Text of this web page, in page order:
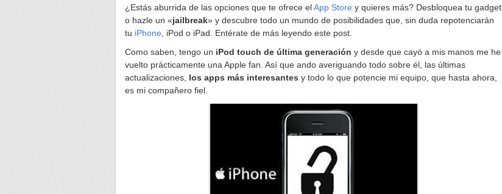
¿Estás aburrida de las opciones que te ofrece elApp Storey quieres más? Desbloquea tu gadget
o hazle un «jailbreak» y descubre todo un mundo de posibilidades que, sin duda repotenciarán
tu iPhone, iPod o iPad. Entérate de más leyendo este post.
Como saben, tengo un iPod touch de última generación y desde que cayó a mis manos me he
vuelto prácticamente una Apple fan. Así que ando averiguando todo sobre él, las últimas
actualizaciones, los apps más interesantes y todo lo que potencie mi equipo, que hasta ahora,
es mi compañero fiel.